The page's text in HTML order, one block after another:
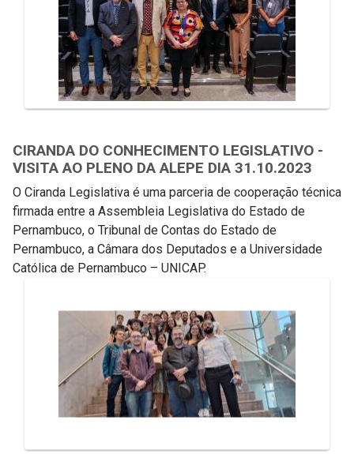
CIRANDA DO CONHECIMENTO LEGISLATIVO -
VISITA AO PLENO DA ALEPE DIA 31.10.2023
O Ciranda Legislativa é uma parceria de cooperação técnica
firmada entre a Assembleia Legislativa do Estado de
Pernambuco, o Tribunal de Contas do Estado de
Pernambuco, a Câmara dos Deputados e a Universidade
Católica de Pernambuco – UNICAP.